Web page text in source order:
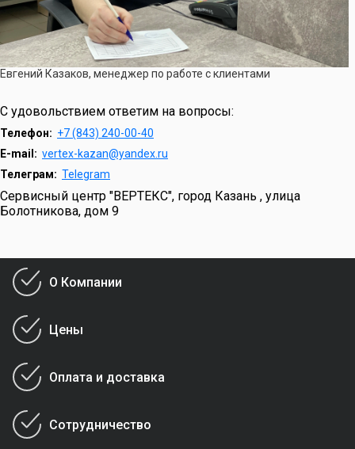
Евгений Казаков, менеджер по работе с клиентами
С удовольствием ответим на вопросы:
Телефон: +7 (843) 240-00-40
E-mail: vertex-kazan@yandex.ru
Телеграм: Telegram
Сервисный центр "ВЕРТЕКС", город Казань , улица
Болотникова, дом 9
О Компании
Цены
Оплата и доставка
Сотрудничество